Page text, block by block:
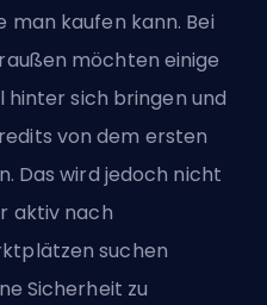
man kaufen kann. Bei
möchten einige
hinter sich bringen und
von dem ersten
Das wird jedoch nicht
aktiv nach
suchen
Sicherheit zu